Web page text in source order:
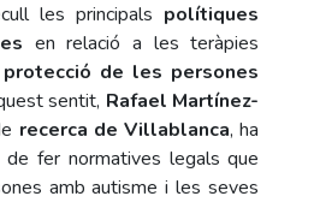
les principals polítiques
en relació a les teràpies
protecció de les persones
sentit, Rafael Martínez-
recerca de Villablanca, ha
de fer normatives legals que
amb autisme i les seves